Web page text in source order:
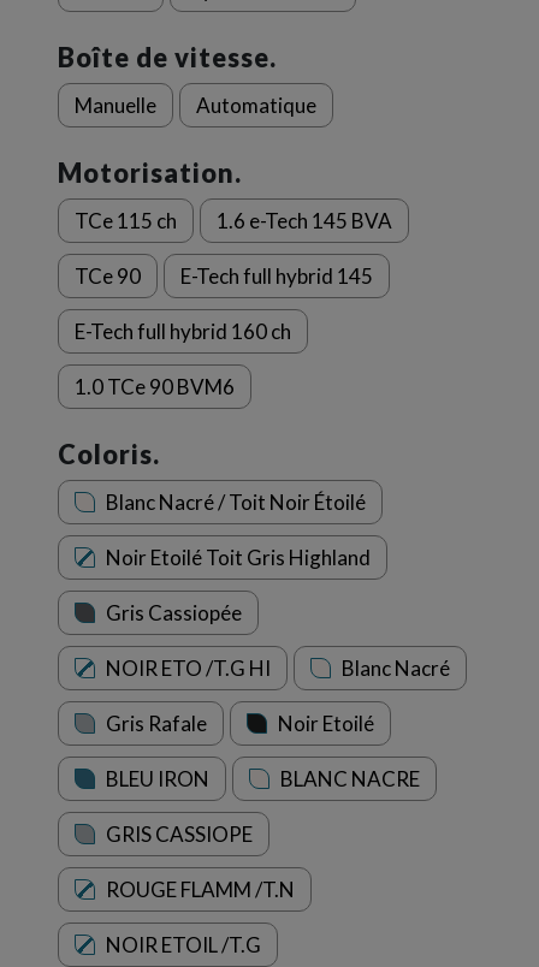
Boîte de vitesse.
Manuelle Automatique
Motorisation.
TCe 115 ch 1.6 e-Tech 145 BVA
TCe 90 E-Tech full hybrid 145
E-Tech full hybrid 160 ch
1.0 TCe 90 BVM6
Coloris.
Blanc Nacré / Toit Noir Étoilé
Noir Etoilé Toit Gris Highland
Gris Cassiopée
NOIR ETO /T.G HI Blanc Nacré
Gris Rafale Noir Etoilé
BLEU IRON BLANC NACRE
GRIS CASSIOPE
ROUGE FLAMM /T.N
NOIR ETOIL /T.G